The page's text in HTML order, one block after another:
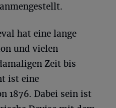
hat eine lange
und vielen
Zeit bis
ist eine
1876. Dabei sein ist